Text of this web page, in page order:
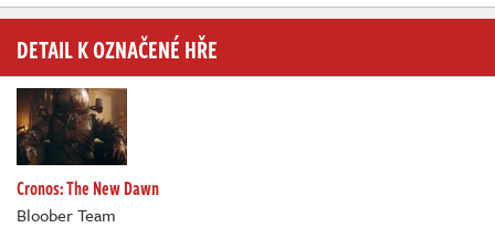
DETAIL K OZNAČENÉ HŘE
Cronos: The New Dawn
Bloober Team